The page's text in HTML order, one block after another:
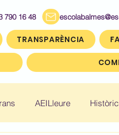
16 48
TRANSPARÈNCIA
AEILleure